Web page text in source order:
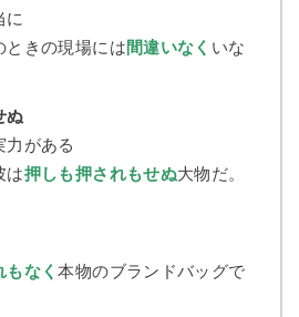
に
ときの現場には間違いなく いな
ぬ
力がある
は押しも押されもせぬ大物だ。
もなく本物のブランドバッグで